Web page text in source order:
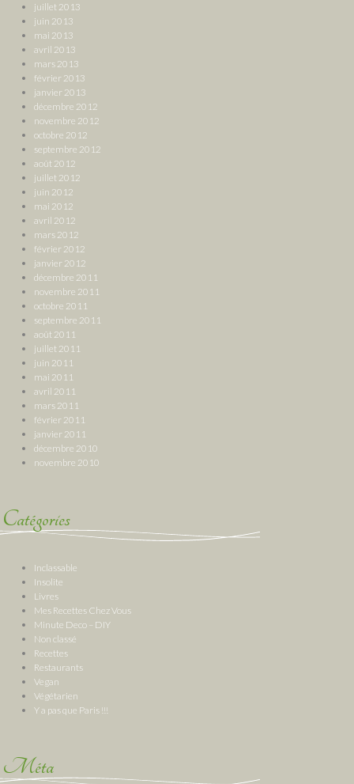
juillet 2013
juin 2013
mai 2013
avril 2013
mars 2013
février 2013
janvier 2013
décembre 2012
novembre 2012
octobre 2012
septembre 2012
août 2012
juillet 2012
juin 2012
mai 2012
avril 2012
mars 2012
février 2012
janvier 2012
décembre 2011
novembre 2011
octobre 2011
septembre 2011
août 2011
juillet 2011
juin 2011
mai 2011
avril 2011
mars 2011
février 2011
janvier 2011
décembre 2010
novembre 2010
Catégories
Inclassable
Insolite
Livres
Mes Recettes Chez Vous
Minute Deco – DIY
Non classé
Recettes
Restaurants
Vegan
Végétarien
Y a pas que Paris !!!
Méta